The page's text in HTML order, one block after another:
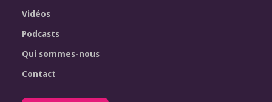
Vidéos
Podcasts
Qui sommes-nous
Contact